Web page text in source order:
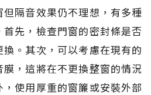
隔音效果仍不理想，有多種
先，檢查門窗的密封條是否
。其次，可以考慮在現有的
，這將在不更換整窗的情況
使用厚重的窗簾或安裝外部